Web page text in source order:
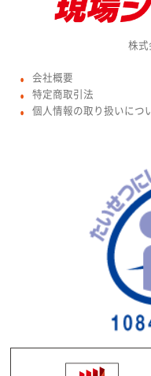
株
● 会社概要
● 特定商取引法
● 個人情報の取り扱いにつ